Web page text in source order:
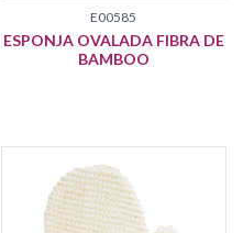
E00585
ESPONJA OVALADA FIBRA DE
BAMBOO